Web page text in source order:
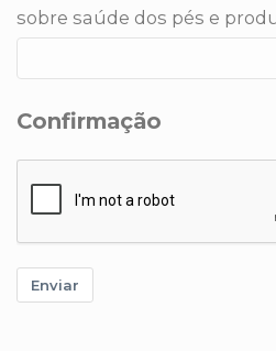
sobre saúde dos pés e
Confirmação
Enviar